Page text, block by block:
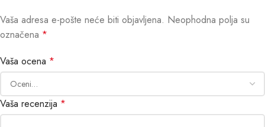
Vaša adresa e-pošte neće biti objavljena. Neophodna polja su
označena *
Vaša ocena *
Vaša recenzija *